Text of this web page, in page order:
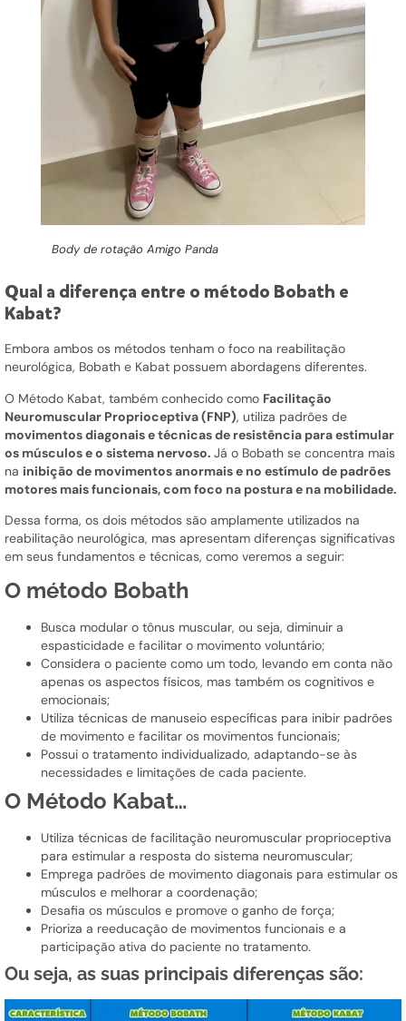
Body de rotação Amigo Panda
Qual a diferença entre o método Bobath e
Kabat?
Embora ambos os métodos tenham o foco na reabilitação
neurológica, Bobath e Kabat possuem abordagens diferentes.
O Método Kabat, também conhecido como Facilitação
Neuromuscular Proprioceptiva (FNP), utiliza padrões de
movimentos diagonais e técnicas de resistência para estimular
os músculos e o sistema nervoso. Já o Bobath se concentra mais
na inibição de movimentos anormais e no estímulo de padrões
motores mais funcionais, com foco na postura e na mobilidade.
Dessa forma, os dois métodos são amplamente utilizados na
reabilitação neurológica, mas apresentam diferenças significativas
em seus fundamentos e técnicas, como veremos a seguir:
O método Bobath
Busca modular o tônus muscular, ou seja, diminuir a
espasticidade e facilitar o movimento voluntário;
Considera o paciente como um todo, levando em conta não
apenas os aspectos físicos, mas também os cognitivos e
emocionais;
Utiliza técnicas de manuseio específicas para inibir padrões
de movimento e facilitar os movimentos funcionais;
Possui o tratamento individualizado, adaptando-se às
necessidades e limitações de cada paciente.
O Método Kabat…
Utiliza técnicas de facilitação neuromuscular proprioceptiva
para estimular a resposta do sistema neuromuscular;
Emprega padrões de movimento diagonais para estimular os
músculos e melhorar a coordenação;
Desafia os músculos e promove o ganho de força;
Prioriza a reeducação de movimentos funcionais e a
participação ativa do paciente no tratamento.
Ou seja, as suas principais diferenças são: